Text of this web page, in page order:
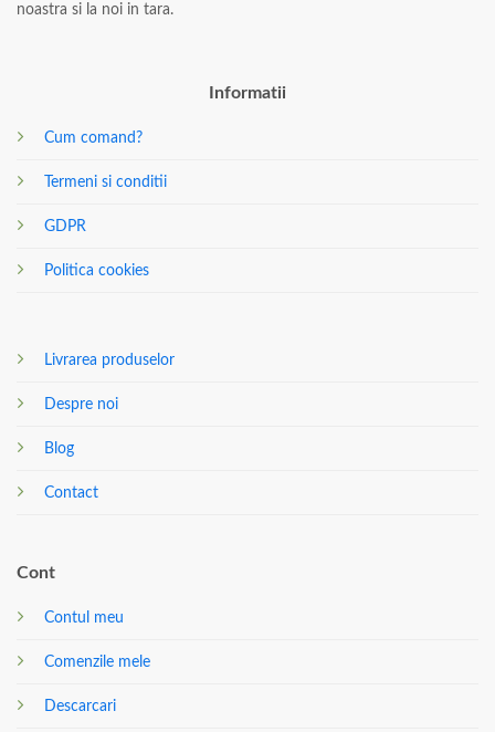
noastra si la noi in tara.
Informatii
Cum comand?
Termeni si conditii
GDPR
Politica cookies
Livrarea produselor
Despre noi
Blog
Contact
Cont
Contul meu
Comenzile mele
Descarcari